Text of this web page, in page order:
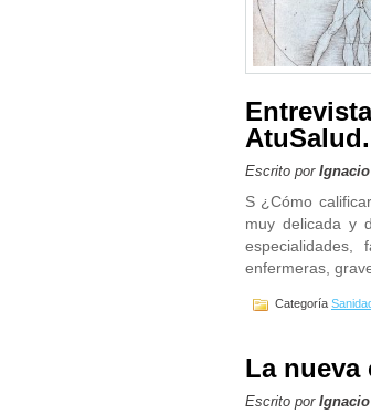
Escrito por
S ¿Cómo
muy delicada y
enfermeras,
Categoría
La nueva
Escrito por